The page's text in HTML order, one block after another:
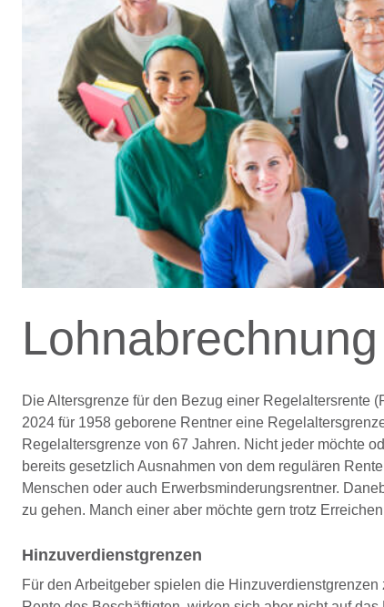
Die Altersgrenze für den Bezug einer Regelaltersrente
2024 für 1958 geborene Rentner eine
Regelaltersgrenze von 67 Jahren. Nicht jeder möchte
bereits gesetzlich Ausnahmen von dem regulären
Menschen oder auch Erwerbsminderungsrentner.
zu gehen. Manch einer aber möchte gern trotz
Hinzuverdienstgrenzen
Für den Arbeitgeber spielen die